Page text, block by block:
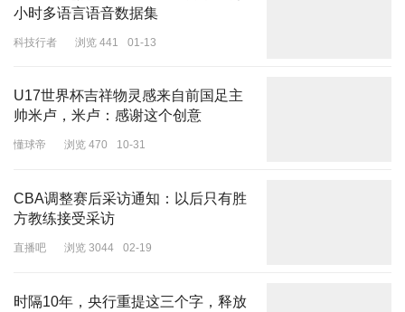
小时多语言语音数据集
科技行者 浏览 441 01-13
U17世界杯吉祥物灵感来自前国足主
帅米卢，米卢：感谢这个创意
懂球帝 浏览 470 10-31
CBA调整赛后采访通知：以后只有胜
方教练接受采访
直播吧 浏览 3044 02-19
时隔10年，央行重提这三个字，释放